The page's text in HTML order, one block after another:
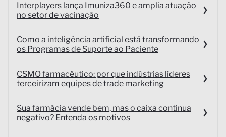
Interplayers lança Imuniza360 e amplia atuação
no setor de vacinação
Como a inteligência artificial está transformando
os Programas de Suporte ao Paciente
CSMO farmacêutico: por que indústrias líderes
terceirizam equipes de trade marketing
Sua farmácia vende bem, mas o caixa continua
negativo? Entenda os motivos